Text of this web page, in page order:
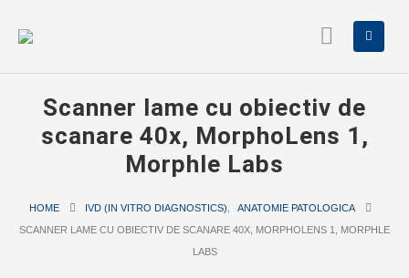
Scanner lame cu obiectiv de
scanare 40x, MorphoLens 1,
Morphle Labs
HOME IVD (IN VITRO DIAGNOSTICS)
ANATOMIE PATOLOGICA
SCANNER LAME CU OBIECTIV DE SCANARE 40X, MORPHOLENS 1, MORPHLE
LABS